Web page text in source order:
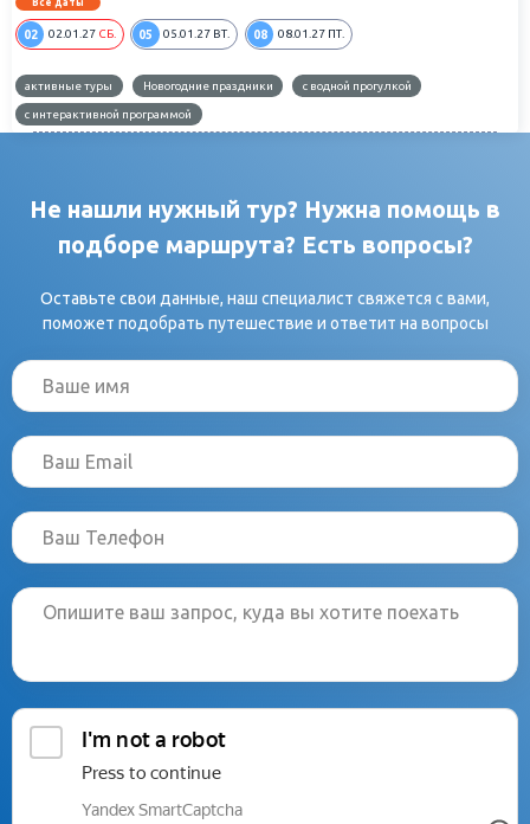
02 02.01.27 СБ. 05 05.01.27 ВТ. 08 08.01.27 ПТ.
активные туры Новогодние праздники с водной прогулкой
с интерактивной программой
Не нашли нужный тур? Нужна помощь в
подборе маршрута? Есть вопросы?
Оставьте свои данные, наш специалист свяжется с вами,
поможет подобрать путешествие и ответит на вопросы